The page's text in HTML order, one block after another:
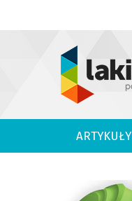
ARTYKUŁY